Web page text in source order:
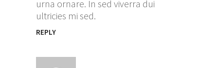
urna ornare. In sed viverra dui
ultricies mi sed.
REPLY